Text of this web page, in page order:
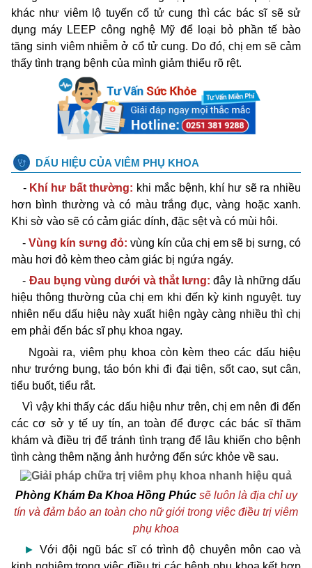
khác như viêm lộ tuyến cổ tử cung thì các bác sĩ sẽ sử
dụng máy LEEP công nghệ Mỹ để loại bỏ phần tế bào
tăng sinh viêm nhiễm ở cổ tử cung. Do đó, chị em sẽ cảm
thấy tình trạng bệnh của mình giảm thiểu rõ rệt.
DẤU HIỆU CỦA VIÊM PHỤ KHOA
- Khí hư bất thường: khi mắc bệnh, khí hư sẽ ra nhiều
hơn bình thường và có màu trắng đục, vàng hoặc xanh.
Khi sờ vào sẽ có cảm giác dính, đặc sệt và có mùi hôi.
- Vùng kín sưng đỏ: vùng kín của chị em sẽ bị sưng, có
màu hơi đỏ kèm theo cảm giác bị ngứa ngáy.
- Đau bụng vùng dưới và thắt lưng: đây là những dấu
hiệu thông thường của chị em khi đến kỳ kinh nguyệt. tuy
nhiên nếu dấu hiệu này xuất hiện ngày càng nhiều thì chị
em phải đến bác sĩ phụ khoa ngay.
Ngoài ra, viêm phụ khoa còn kèm theo các dấu hiệu
như trướng bụng, táo bón khi đi đại tiện, sốt cao, sụt cân,
tiểu buốt, tiểu rắt.
Vì vậy khi thấy các dấu hiệu như trên, chị em nên đi đến
các cơ sở y tế uy tín, an toàn để được các bác sĩ thăm
khám và điều trị để tránh tình trạng để lâu khiến cho bệnh
tình càng thêm nặng ảnh hưởng đến sức khỏe về sau.
Phòng Khám Đa Khoa Hồng Phúcsẽ luôn là địa chỉ uy
tín và đảm bảo an toàn cho nữ giới trong việc điều trị viêm
phụ khoa
► Với đội ngũ bác sĩ có trình độ chuyên môn cao và